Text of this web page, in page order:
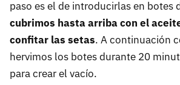
paso es el de introducirlas en botes
cubrimos hasta arriba con el
confitar las setas. A continuación
hervimos los botes durante 20
para crear el vacío.